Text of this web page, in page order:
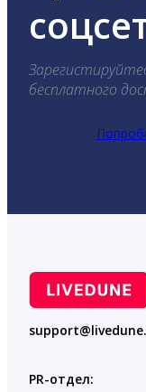
бесплатного
PR-отдел: